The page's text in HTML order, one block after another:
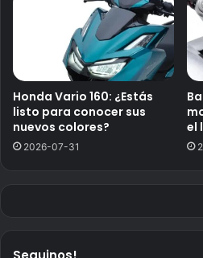
Honda Vario 160: ¿Estás
listo para conocer sus
nuevos colores?
2026-07-31
el